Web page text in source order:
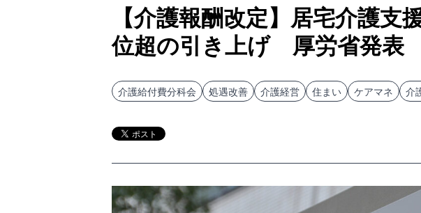
【介護報酬改定】居宅介護支
位超の引き上げ 厚労省発表
介護給付費分科会 処遇改善 介護経営 住まい ケアマネ 介